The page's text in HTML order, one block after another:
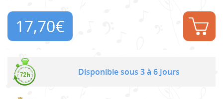
17,70€
Disponible sous 3 à 6 Jours